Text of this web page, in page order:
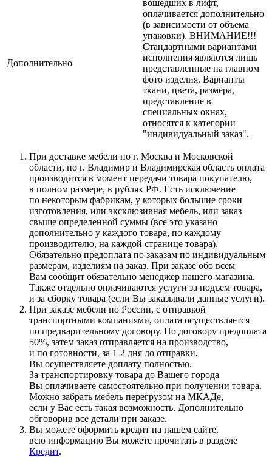
Дополнительно
вошедших в лифт,
оплачивается дополнительно
(в зависимости от объема
упаковки). ВНИМАНИЕ!!!
Стандартными вариантами
исполнения являются лишь
представленные на главном
фото изделия. Варианты
ткани, цвета, размера,
представление в
специальных окнах,
относятся к категории
"индивидуальный заказ".
При доставке мебели по г. Москва и Московской
области, по г. Владимир и Владимирская область оплата
производится в момент передачи товара покупателю,
в полном размере, в рублях РФ. Есть исключение
по некоторым фабрикам, у которых большие сроки
изготовления, или эксклюзивная мебель, или заказ
свыше определенной суммы (все это указано
дополнительно у каждого товара, по каждому
производителю, на каждой странице товара).
Обязательно предоплата по заказам по индивидуальным
размерам, изделиям на заказ. При заказе обо всем
Вам сообщит обязательно менеджер нашего магазина.
Также отдельно оплачиваются услуги за подъем товара,
и за сборку товара (если Вы заказывали данные услуги).
При заказе мебели по России, с отправкой
транспортными компаниями, оплата осуществляется
по предварительному договору. По договору предоплата
50%, затем заказ отправляется на производство,
и по готовности, за 1-2 дня до отправки,
Вы осуществляете доплату полностью.
За транспортировку товара до Вашего города
Вы оплачиваете самостоятельно при получении товара.
Можно забрать мебель перегрузом на МКАДе,
если у Вас есть такая возможность. Дополнительно
обговорив все детали при заказе.
Вы можете оформить кредит на нашем сайте,
всю информацию Вы можете прочитать в разделе
Кредит.